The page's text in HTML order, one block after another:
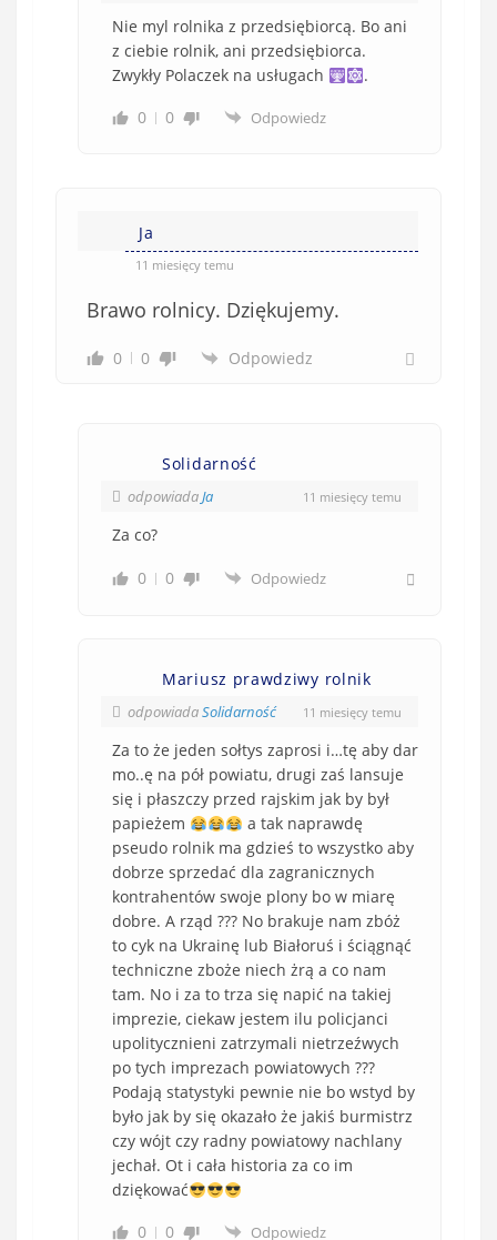
Nie myl rolnika z przedsiębiorcą. Bo ani
z ciebie rolnik, ani przedsiębiorca.
Zwykły Polaczek na usługach
.
0
0 Odpowiedz
Ja
11 miesięcy temu
Brawo rolnicy. Dziękujemy.
0 0 Odpowiedz
Solidarność
odpowiadaJa 11 miesięcy temu
Za co?
0 0 Odpowiedz
Mariusz prawdziwy rolnik
odpowiadaSolidarność 11 miesięcy temu
Za to że jeden sołtys zaprosi i…tę aby dar
mo..ę na pół powiatu, drugi zaś lansuje
się i płaszczy przed rajskim jak by był
papieżem
a tak naprawdę
pseudo rolnik ma gdzieś to wszystko aby
dobrze sprzedać dla zagranicznych
kontrahentów swoje plony bo w miarę
dobre. A rząd ??? No brakuje nam zbóż
to cyk na Ukrainę lub Białoruś i ściągnąć
techniczne zboże niech żrą a co nam
tam. No i za to trza się napić na takiej
imprezie, ciekaw jestem ilu policjanci
upolitycznieni zatrzymali nietrzeźwych
po tych imprezach powiatowych ???
Podają statystyki pewnie nie bo wstyd by
było jak by się okazało że jakiś burmistrz
czy wójt czy radny powiatowy nachlany
jechał. Ot i cała historia za co im
dziękować
0
0 Odpowiedz